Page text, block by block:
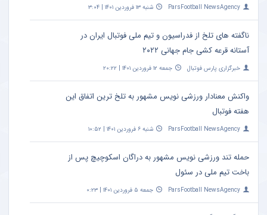
ParsFootball NewsAgency شنبه ۱۳ فروردین ۱۴۰۱ | ۳:۰۴
ناگفته های تلخ از فدراسیون و تیم ملی فوتبال ایران در
آستانه قرعه کشی جام جهانی ۲۰۲۲
خبرگزاری پارس فوتبال جمعه ۱۲ فروردین ۱۴۰۱ | ۲۰:۲۲
واکنش معنادار ورزشی نویس مشهور به تلخ ترین اتفاق این
هفته فوتبال
ParsFootball NewsAgency شنبه ۶ فروردین ۱۴۰۱ | ۱۰:۵۲
حمله تند ورزشی نویس مشهور به دراگان اسکوچیچ پس از
باخت تیم ملی در سئول
ParsFootball NewsAgency جمعه ۵ فروردین ۱۴۰۱ | ۰:۲۳